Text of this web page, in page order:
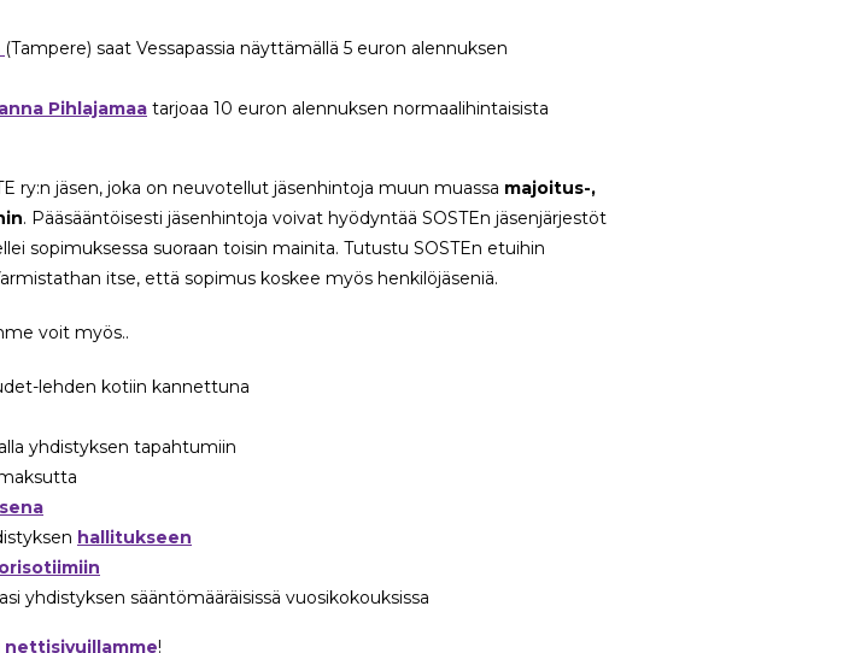
(Tampere) saat Vessapassia näyttämällä 5 euron alennuksen
Pihlajamaa tarjoaa 10 euron alennuksen normaalihintaisista
ry:n jäsen, joka on neuvotellut jäsenhintoja muun muassa majoitus-,
. Pääsääntöisesti jäsenhintoja voivat hyödyntää SOSTEn jäsenjärjestöt
sopimuksessa suoraan toisin mainita. Tutustu SOSTEn etuihin
itse, että sopimus koskee myös henkilöjäseniä.
voit myös..
lehden kotiin kannettuna
yhdistyksen tapahtumiin
hallitukseen
yhdistyksen sääntömääräisissä vuosikokouksissa
!